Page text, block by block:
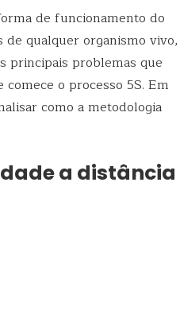
de funcionamento do
qualquer organismo vivo,
principais problemas que
o processo 5S. Em
como a metodologia
a distância